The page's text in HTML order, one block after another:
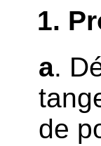
1.
a.
de